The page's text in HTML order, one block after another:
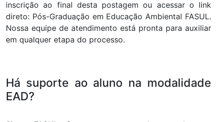
inscrição ao final desta postagem ou acessar o link
direto: Pós-Graduação em Educação Ambiental FASUL.
Nossa equipe de atendimento está pronta para auxiliar
em qualquer etapa do processo.
Há suporte ao aluno na modalidade
EAD?